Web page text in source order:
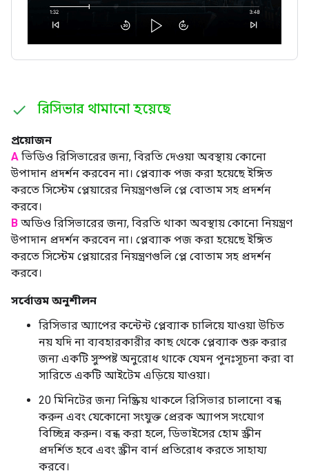
রিসিভার থামানো হয়েছে
প্রয়োজন
A ভিডিও রিসিভারের জন্য, বিরতি দেওয়া অবস্থায় কোনো
উপাদান প্রদর্শন করবেন না। প্লেব্যাক পজ করা হয়েছে ইঙ্গিত
করতে সিস্টেম প্লেয়ারের নিয়ন্ত্রণগুলি প্লে বোতাম সহ প্রদর্শন
করবে।
B অডিও রিসিভারের জন্য, বিরতি থাকা অবস্থায় কোনো নিয়ন্ত্রণ
উপাদান প্রদর্শন করবেন না। প্লেব্যাক পজ করা হয়েছে ইঙ্গিত
করতে সিস্টেম প্লেয়ারের নিয়ন্ত্রণগুলি প্লে বোতাম সহ প্রদর্শন
করবে।
সর্বোত্তম অনুশীলন
রিসিভার অ্যাপের কন্টেন্ট প্লেব্যাক চালিয়ে যাওয়া উচিত
নয় যদি না ব্যবহারকারীর কাছ থেকে প্লেব্যাক শুরু করার
জন্য একটি সুস্পষ্ট অনুরোধ থাকে যেমন পুনঃসূচনা করা বা
সারিতে একটি আইটেম এড়িয়ে যাওয়া।
20 মিনিটের জন্য নিষ্ক্রিয় থাকলে রিসিভার চালানো বন্ধ
করুন এবং যেকোনো সংযুক্ত প্রেরক অ্যাপস সংযোগ
বিচ্ছিন্ন করুন। বন্ধ করা হলে, ডিভাইসের হোম স্ক্রীন
প্রদর্শিত হবে এবং স্ক্রীন বার্ন প্রতিরোধ করতে সাহায্য
করবে।